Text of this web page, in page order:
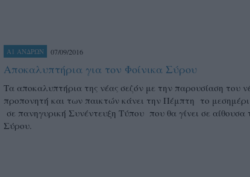
Α1 ΑΝΔΡΩΝ 07/09/2016
Αποκαλυπτήρια για τον Φοίνικα Σύρου
Τα αποκαλυπτήρια της νέας σεζόν με την παρουσίαση του
προπονητή και των παικτών κάνει την Πέμπτη το μεσημέρι
σε πανηγυρική Συνέντευξη Τύπου που θα γίνει σε
Σύρου.